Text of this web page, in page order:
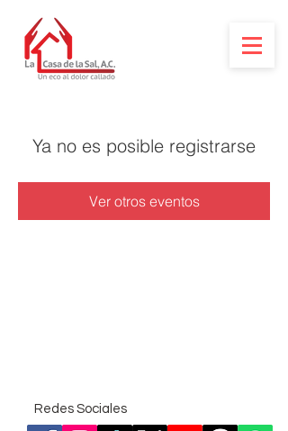
Ya no es posible registrarse
Ver otros eventos
Redes Sociales